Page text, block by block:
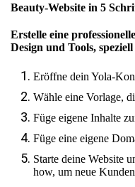
Beauty-Website in 5
Erstelle eine
Design und Tools,
Eröffne dein Yola-
Wähle eine Vorlage,
Füge eigene Inhalte
Füge eine eigene
Starte deine Website
how, um neue